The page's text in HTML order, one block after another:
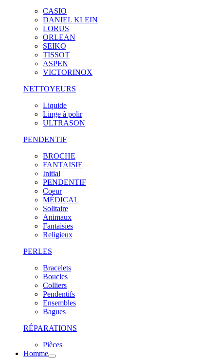
CASIO
DANIEL KLEIN
LORUS
ORLEAN
SEIKO
TISSOT
ASPEN
VICTORINOX
NETTOYEURS
Liquide
Linge à polir
ULTRASON
PENDENTIF
BROCHE
FANTAISIE
Initial
PENDENTIF
Coeur
MÉDICAL
Solitaire
Animaux
Fantaisies
Religieux
PERLES
Bracelets
Boucles
Colliers
Pendentifs
Ensembles
Bagues
RÉPARATIONS
Pièces
Homme